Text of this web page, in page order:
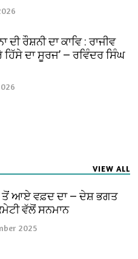
ਰੌਸ਼ਨੀ ਦਾ ਕਾਵਿ : ਰਾਜੀਵ
ਹਿੱਸੇ ਦਾ ਸੂਰਜ’ — ਰਵਿੰਦਰ ਸਿੰਘ
VIEW ALL
ਤੋਂ ਆਏ ਵਫ਼ਦ ਦਾ — ਦੇਸ਼ ਭਗਤ
ਵੱਲੋਂ ਸਨਮਾਨ
2025